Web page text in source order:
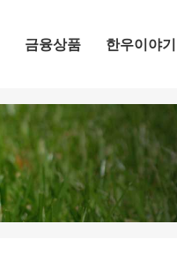
금융상품 한우이야기